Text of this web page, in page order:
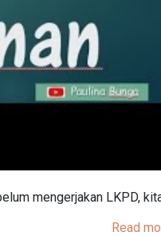
mengerjakan LKPD,
Read